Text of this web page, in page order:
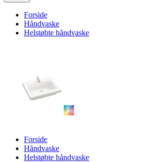
Forside
Håndvaske
Helstøbte håndvaske
Forside
Håndvaske
Helstøbte håndvaske